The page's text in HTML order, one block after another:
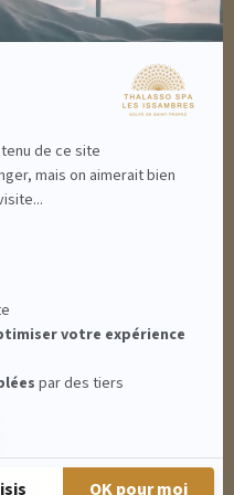
de ce site
mais on aimerait bien
votre expérience
par des tiers
OK pour moi
BONS CADEAUX
LES CALANQUES PIERRE &
- 83380 LES ISSAMBRES -
EN MATIÈRE DE COOKIES